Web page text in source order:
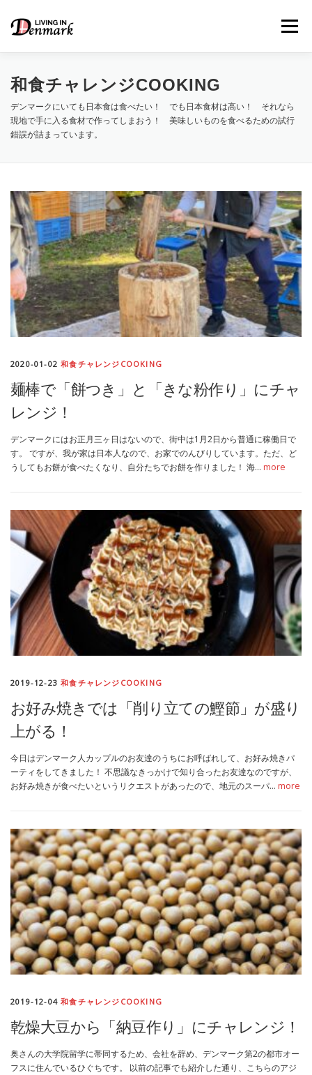
メニュー
LIFE TIPS– 生活便利帳 FOOD– ごはん事情
WORK– デンマークの働き方
OUR INSIGHT– 日本人の考察
MEDIA– メディア掲載 TRAVEL– 旅行
和食チャレンジCOOKING
デンマークにいても日本食は食べたい！ でも日本食材は高い！ それなら
現地で手に入る食材で作ってしまおう！ 美味しいものを食べるための試行
錯誤が詰まっています。
2020-01-02和食チャレンジCOOKING
麺棒で「餅つき」と「きな粉作り」にチャ
レンジ！
デンマークにはお正月三ヶ日はないので、街中は1月2日から普通に稼働日で
す。 ですが、我が家は日本人なので、お家でのんびりしています。ただ、ど
うしてもお餅が食べたくなり、自分たちでお餅を作りました！ 海… more
2019-12-23和食チャレンジCOOKING
お好み焼きでは「削り立ての鰹節」が盛り
上がる！
今日はデンマーク人カップルのお友達のうちにお呼ばれして、お好み焼きパ
ーティをしてきました！ 不思議なきっかけで知り合ったお友達なのですが、
お好み焼きが食べたいというリクエストがあったので、地元のスーパ… more
2019-12-04和食チャレンジCOOKING
乾燥大豆から「納豆作り」にチャレンジ！
奥さんの大学院留学に帯同するため、会社を辞め、デンマーク第2の都市オー
フスに住んでいるひぐちです。 以前の記事でも紹介した通り、こちらのアジ